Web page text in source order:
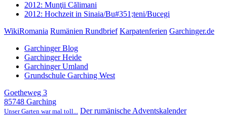
2012: Munţii Călimani
2012: Hochzeit in Sinaia/Bu#351;teni/Bucegi
WikiRomania Rumänien Rundbrief Karpatenferien Garchinger.de
Garchinger Blog
Garchinger Heide
Garchinger Umland
Grundschule Garching West
Goetheweg 3
85748 Garching
Unser Garten war mal toll... Der rumänische Adventskalender